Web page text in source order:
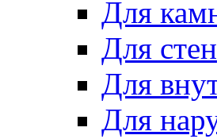
Для
Для стен
Для
Для